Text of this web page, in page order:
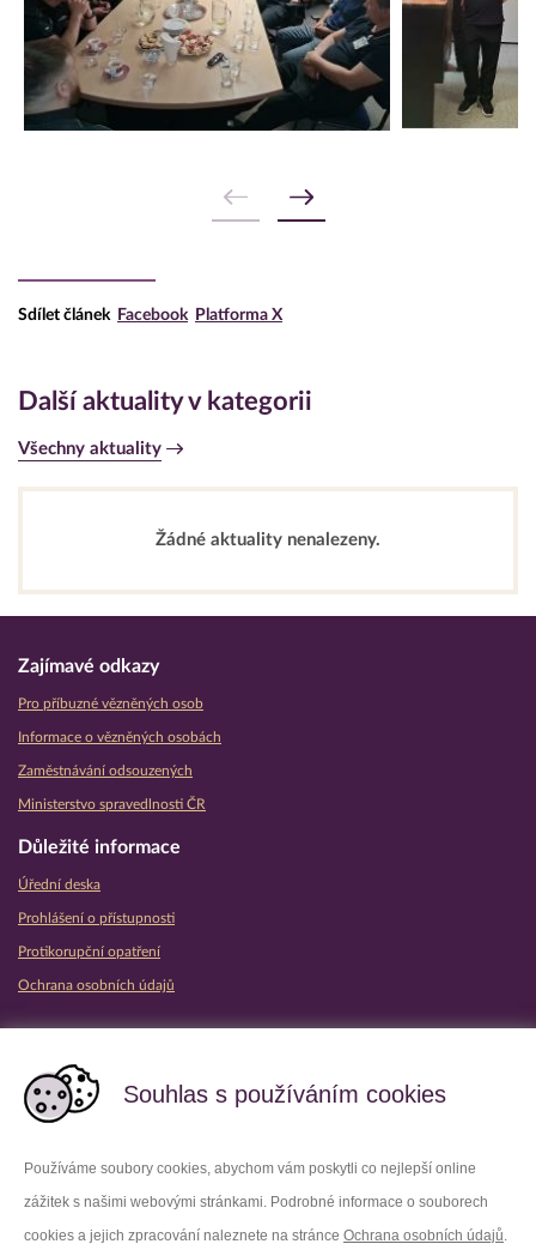
Souhlas s používáním cookies
Používáme soubory cookies, abychom vám poskytli co nejlepší online
zážitek s našimi webovými stránkami. Podrobné informace o souborech
cookies a jejich zpracování naleznete na stránce Ochrana osobních údajů.
Sdílet článek Facebook Platforma X
Další aktuality v kategorii
Všechny aktuality
Žádné aktuality nenalezeny.
Zajímavé odkazy
Pro příbuzné vězněných osob
Informace o vězněných osobách
Zaměstnávání odsouzených
Ministerstvo spravedlnosti ČR
Důležité informace
Úřední deska
Prohlášení o přístupnosti
Protikorupční opatření
Ochrana osobních údajů